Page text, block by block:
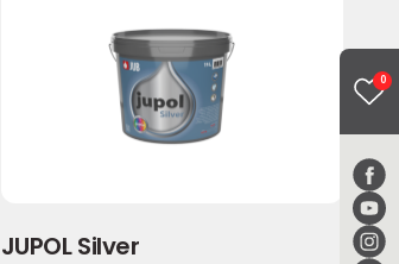
0
JUPOL Silver